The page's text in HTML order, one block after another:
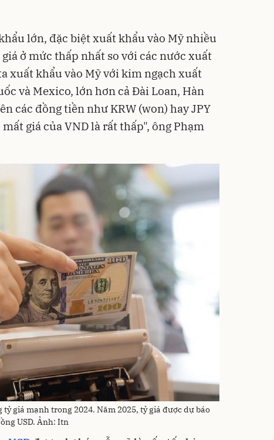
lớn, đặc biệt xuất khẩu vào Mỹ nhiều
ở mức thấp nhất so với các nước xuất
xuất khẩu vào Mỹ với kim ngạch xuất
và Mexico, lớn hơn cả Đài Loan, Hàn
các đồng tiền như KRW (won) hay JPY
giá của VND là rất thấp", ông Phạm
giá mạnh trong 2024. Năm 2025, tỷ giá được dự báo
USD. Ảnh: Itn